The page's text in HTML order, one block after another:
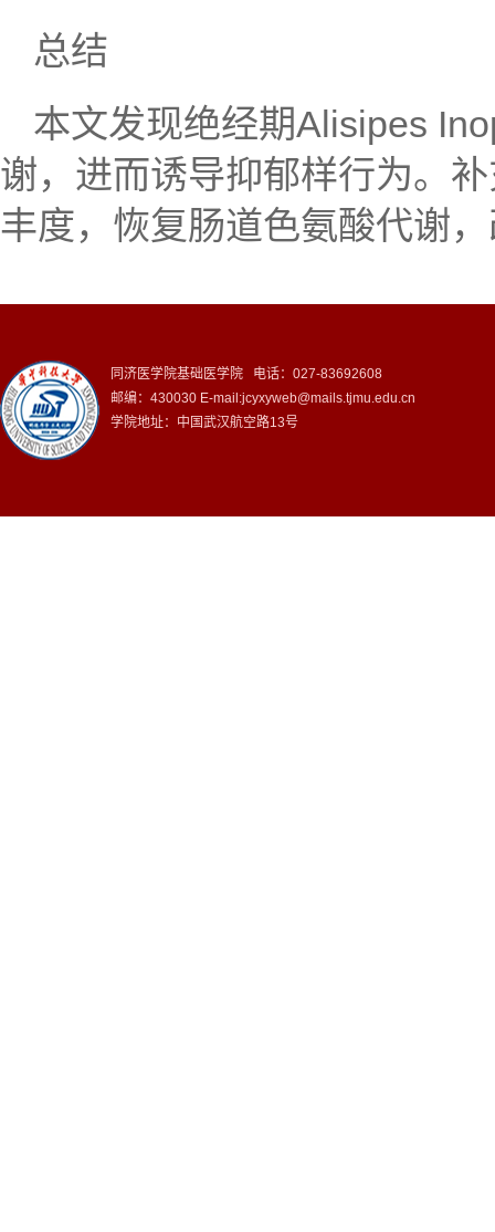
总结
本文发现绝经期Alisipes
谢，进而诱导抑郁样行为。
丰度，恢复肠道色氨酸代谢
同济医学院基础医学院 电话：027-83692608
邮编：430030 E-mail:jcyxyweb@mails.tjmu.edu.cn
学院地址：中国武汉航空路13号